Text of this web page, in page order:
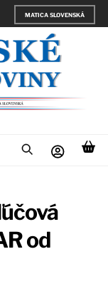
MATICA SLOVENSKÁ
od